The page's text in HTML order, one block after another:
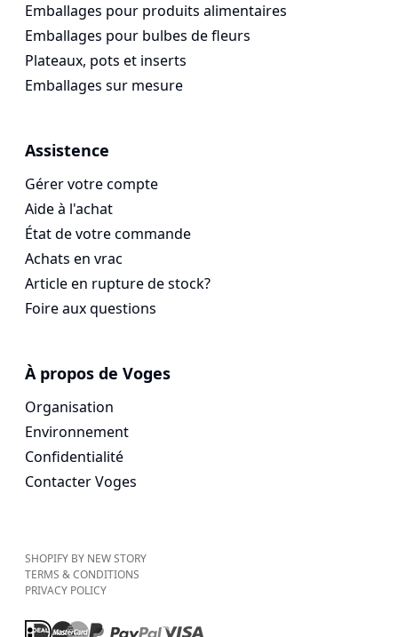
Emballages pour produits alimentaires
Emballages pour bulbes de fleurs
Plateaux, pots et inserts
Emballages sur mesure
Assistence
Gérer votre compte
Aide à l'achat
État de votre commande
Achats en vrac
Article en rupture de stock?
Foire aux questions
À propos de Voges
Organisation
Environnement
Confidentialité
Contacter Voges
SHOPIFY BY NEW STORY
TERMS & CONDITIONS
PRIVACY POLICY